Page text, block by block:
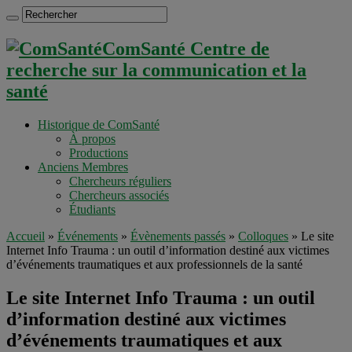
ComSanté Centre de
recherche sur la communication et la
santé
Historique de ComSanté
À propos
Productions
Anciens Membres
Chercheurs réguliers
Chercheurs associés
Étudiants
Accueil » Événements » Évènements passés » Colloques » Le site
Internet Info Trauma : un outil d’information destiné aux victimes
d’événements traumatiques et aux professionnels de la santé
Le site Internet Info Trauma : un outil
d’information destiné aux victimes
d’événements traumatiques et aux